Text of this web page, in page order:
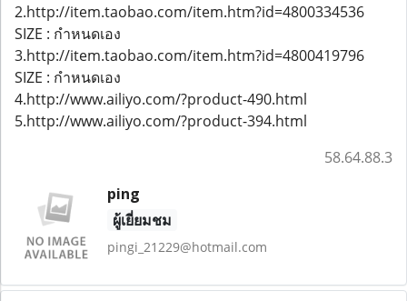
2.http://item.taobao.com/item.htm?id=4800334536
SIZE : กำหนดเอง
3.http://item.taobao.com/item.htm?id=4800419796
SIZE : กำหนดเอง
4.http://www.ailiyo.com/?product-490.html
5.http://www.ailiyo.com/?product-394.html
58.64.88.3
ping
ผู้เยี่ยมชม
pingi_21229@hotmail.com